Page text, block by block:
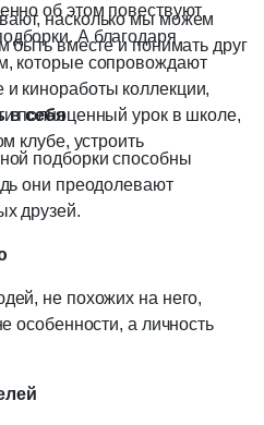
об этом повествуют
А благодаря
которые сопровождают
киноработы коллекции,
полноценный урок в школе,
клубе, устроить
насколько мы можем
быть вместе и понимать друг
в себя
подборки способны
они преодолевают
друзей.
не похожих на него,
особенности, а личность